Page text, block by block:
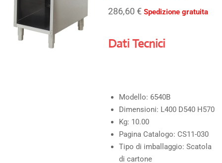
286,60 € Spedizione gratuita
Dati Tecnici
Modello: 6540B
Dimensioni: L400 D540 H570
Kg: 10.00
Pagina Catalogo: CS11-030
Tipo di imballaggio: Scatola
di cartone